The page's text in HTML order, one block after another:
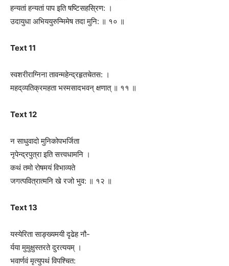
हन्यतां हन्यतां पाप इति षष्टिसहस्रिण: ।
उदायुधा अभिययुरुन्मिमेष तदा मुनि: ॥ १० ॥
Text 11
स्वशरीराग्निना तावन्महेन्द्रहृतचेतस: ।
महद्‌व्य‌तिक्रमहता भस्मसादभवन् क्षणात् ॥ ११ ॥
Text 12
न साधुवादो मुनिकोपभर्जिता
नृपेन्द्रपुत्रा इति सत्त्वधामनि ।
कथं तमो रोषमयं विभाव्यते
जगत्पवित्रात्मनि खे रजो भुव: ॥ १२ ॥
Text 13
यस्येरिता साङ्ख्यमयी द‍ृढेह नौ-
र्यया मुमुक्षुस्तरते दुरत्ययम् ।
भवार्णवं मृत्युपथं विपश्चित: